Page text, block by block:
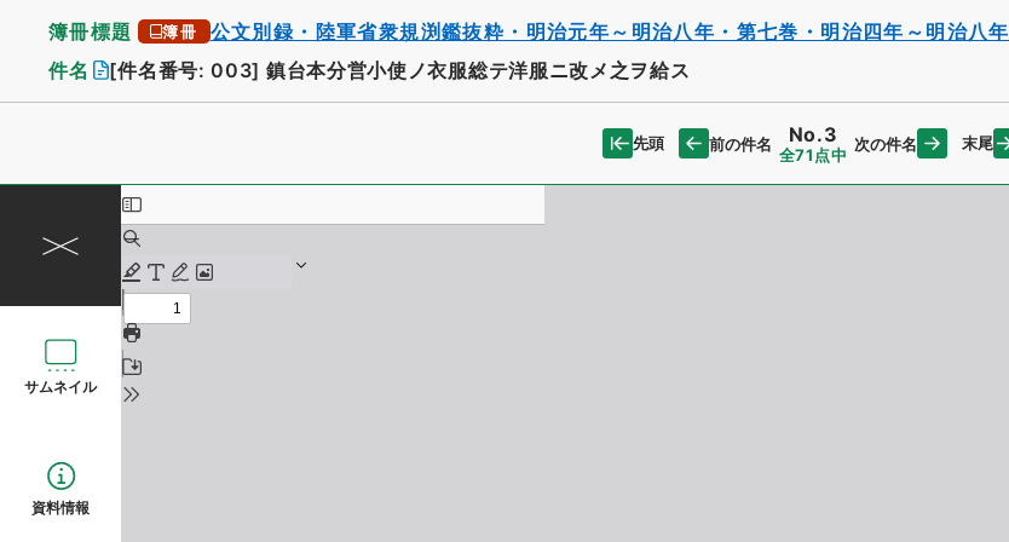
簿冊標題 簿冊 公文別録・陸軍省衆規渕鑑抜粋・明治元年～明治八年・第七巻・明治四年～明治八年
件名 [件名番号: 003] 鎮台本分営小使ノ衣服総テ洋服ニ改メ之ヲ給ス
先頭 前の件名 No.3
全71点中
次の件名 末尾
サムネイル
資料情報